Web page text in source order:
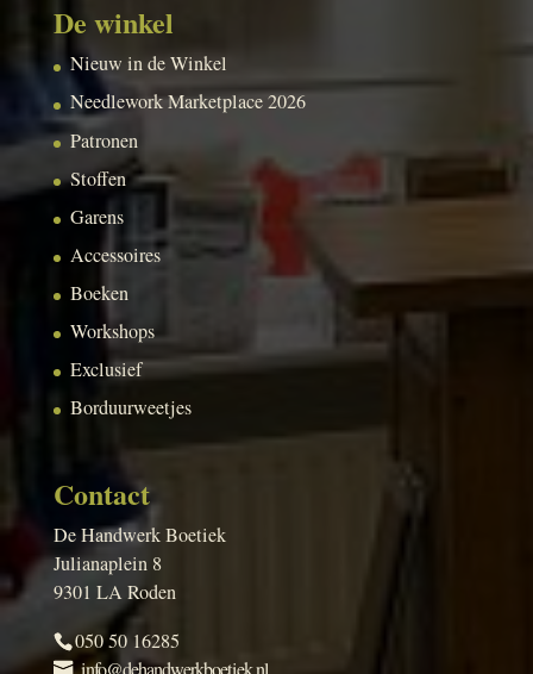
De winkel
Nieuw in de Winkel
Needlework Marketplace 2026
Patronen
Stoffen
Garens
Accessoires
Boeken
Workshops
Exclusief
Borduurweetjes
Contact
De Handwerk Boetiek
Julianaplein 8
9301 LA Roden
050 50 16285